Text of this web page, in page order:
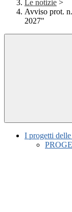
Le notizie >
Avviso prot.
2027"
I progetti delle